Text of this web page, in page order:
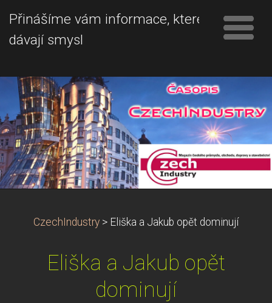
Přinášíme vám informace, které
dávají smysl
CzechIndustry > Eliška a Jakub opět dominují
Eliška a Jakub opět
dominují